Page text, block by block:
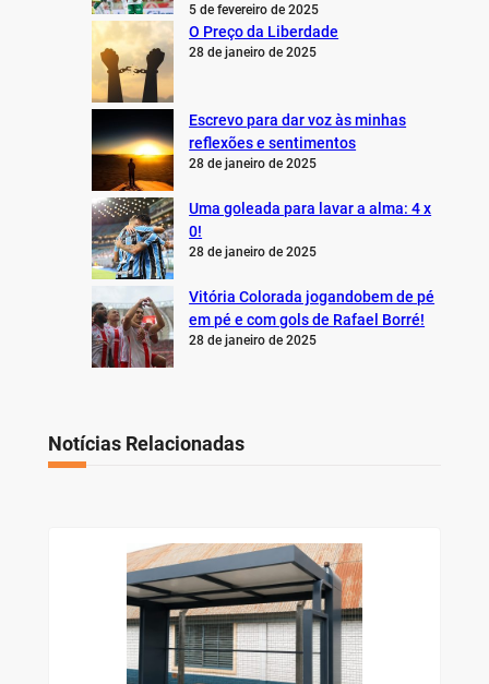
5 de fevereiro de 2025
O Preço da Liberdade
28 de janeiro de 2025
Escrevo para dar voz às minhas
reflexões e sentimentos
28 de janeiro de 2025
Uma goleada para lavar a alma: 4 x
0!
28 de janeiro de 2025
Vitória Colorada jogandobem de pé
em pé e com gols de Rafael Borré!
28 de janeiro de 2025
Notícias Relacionadas